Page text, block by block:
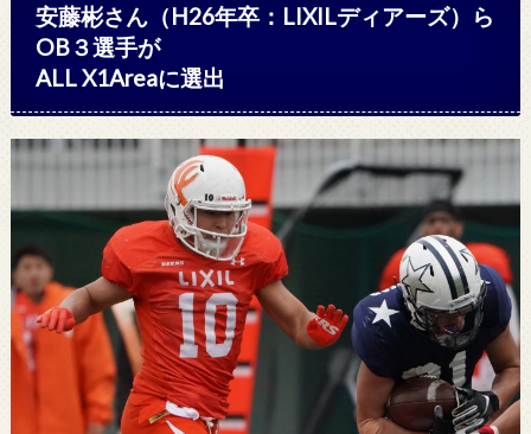
安藤彬さん（H26年卒：LIXILディアーズ）ら
OB３選手が
ALL X1Areaに選出